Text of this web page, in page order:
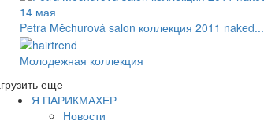
14 мая
Petra Mĕchurová salon коллекция 2011 naked...
Молодежная коллекция
еще
Я ПАРИКМАХЕР
Новости